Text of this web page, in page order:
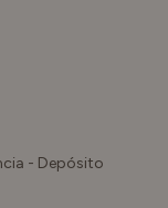
- Depósito